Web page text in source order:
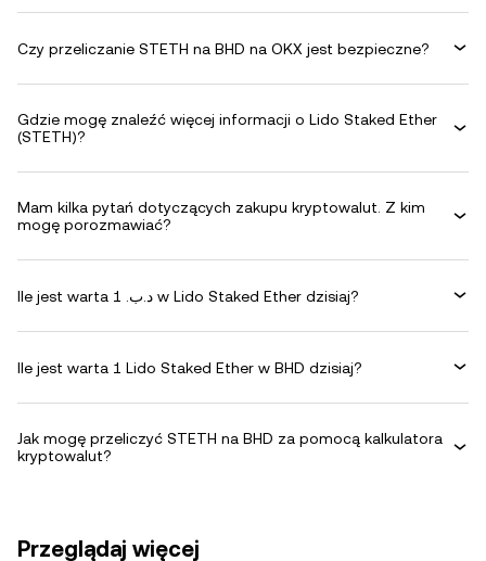
Czy przeliczanie STETH na BHD na OKX jest bezpieczne?
Gdzie mogę znaleźć więcej informacji o Lido Staked Ether
(STETH)?
Mam kilka pytań dotyczących zakupu kryptowalut. Z kim
mogę porozmawiać?
Ile jest warta 1 .د.ب w Lido Staked Ether dzisiaj?
Ile jest warta 1 Lido Staked Ether w BHD dzisiaj?
Jak mogę przeliczyć STETH na BHD za pomocą kalkulatora
kryptowalut?
Przeglądaj więcej